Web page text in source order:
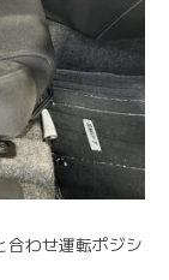
合わせ運転ポジシ